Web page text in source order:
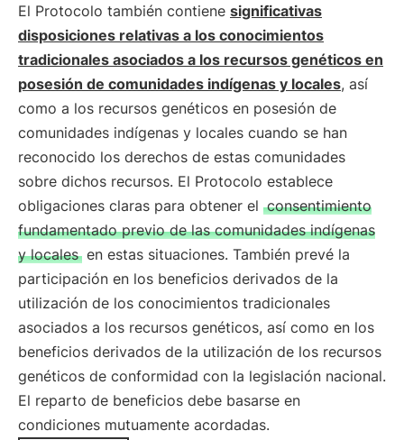
El Protocolo también contiene significativas
disposiciones relativas a los conocimientos
tradicionales asociados a los recursos genéticos en
posesión de comunidades indígenas y locales, así
como a los recursos genéticos en posesión de
comunidades indígenas y locales cuando se han
reconocido los derechos de estas comunidades
sobre dichos recursos. El Protocolo establece
obligaciones claras para obtener el consentimiento
fundamentado previo de las comunidades indígenas
y locales en estas situaciones. También prevé la
participación en los beneficios derivados de la
utilización de los conocimientos tradicionales
asociados a los recursos genéticos, así como en los
beneficios derivados de la utilización de los recursos
genéticos de conformidad con la legislación nacional.
El reparto de beneficios debe basarse en
condiciones mutuamente acordadas.